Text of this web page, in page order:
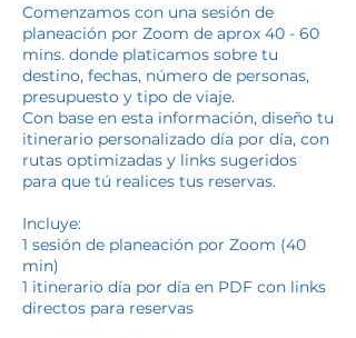
Comenzamos con una sesión de
planeación por Zoom de aprox 40 - 60
mins. donde platicamos sobre tu
destino, fechas, número de personas,
presupuesto y tipo de viaje.
Con base en esta información, diseño tu
itinerario personalizado día por día, con
rutas optimizadas y links sugeridos
para que tú realices tus reservas.
Incluye:
1 sesión de planeación por Zoom (40
min)
1 itinerario día por día en PDF con links
directos para reservas